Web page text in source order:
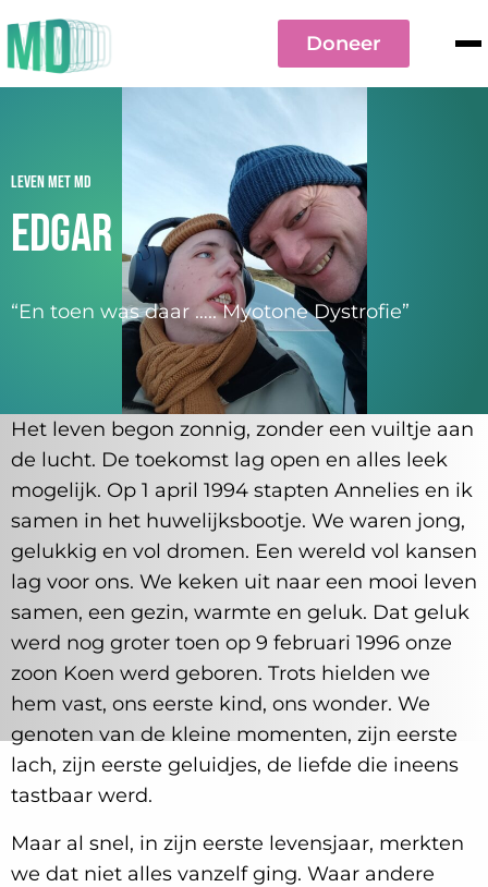
Doneer
Leven met MD
Edgar
“En toen was daar ….. Myotone Dystrofie”
Het leven begon zonnig, zonder een vuiltje aan
de lucht. De toekomst lag open en alles leek
mogelijk. Op 1 april 1994 stapten Annelies en ik
samen in het huwelijksbootje. We waren jong,
gelukkig en vol dromen. Een wereld vol kansen
lag voor ons. We keken uit naar een mooi leven
samen, een gezin, warmte en geluk. Dat geluk
werd nog groter toen op 9 februari 1996 onze
zoon Koen werd geboren. Trots hielden we
hem vast, ons eerste kind, ons wonder. We
genoten van de kleine momenten, zijn eerste
lach, zijn eerste geluidjes, de liefde die ineens
tastbaar werd.
Maar al snel, in zijn eerste levensjaar, merkten
we dat niet alles vanzelf ging. Waar andere